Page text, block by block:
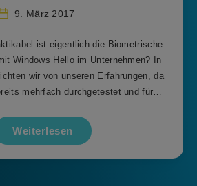
9. März 2017
ist eigentlich die Biometrische
Windows Hello im Unternehmen? In
wir von unseren Erfahrungen, da
mehrfach durchgetestet und für…
Weiterlesen